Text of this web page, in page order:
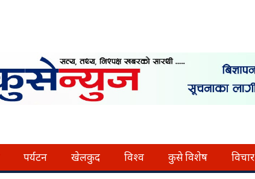
पर्यटन खेलकुद विश्व कुसे विशेष विचार